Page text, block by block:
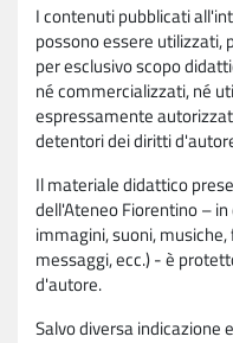
I contenuti pubblicati
possono essere
per esclusivo scopo
né commercializzati, né
espressamente
detentori dei diritti
Il materiale didattico
dell'Ateneo Fiorentino –
immagini, suoni,
messaggi, ecc.) - è
d'autore.
Salvo diversa indicazione